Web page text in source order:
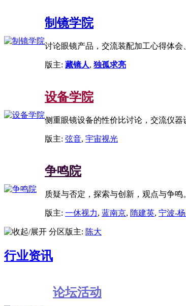
制镜学院
讨论眼镜产品，交流装配加工心得体会
版主: 藏镜人, 独孤求亮
设备学院
侧重眼镜设备的性价比讨论，交流仪器
版主: 弦音, 宇宙视光
争鸣院
质疑与否定，探索与创新，观点与争鸣
版主: 一休视力, 蓝南京, 隋建英, 宁波-
分区版主: 陈大
行业资讯
论坛活动